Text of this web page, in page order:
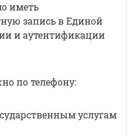
иметь
запись в Единой
и аутентификации
по телефону:
услугам